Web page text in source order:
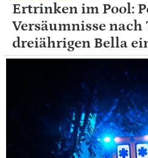
Ertrinken im Pool:
Versäumnisse nach
dreiährigen Bella